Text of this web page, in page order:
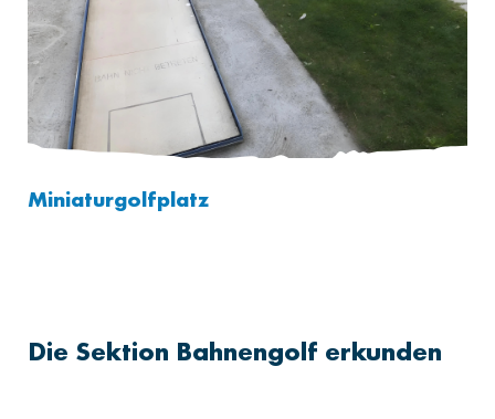
Miniaturgolfplatz
Die Sektion Bahnengolf erkunden